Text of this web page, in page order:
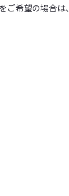
ご希望の場合は、